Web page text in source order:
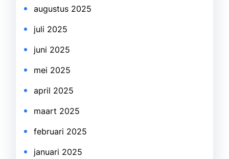
augustus 2025
juli 2025
juni 2025
mei 2025
april 2025
maart 2025
februari 2025
januari 2025